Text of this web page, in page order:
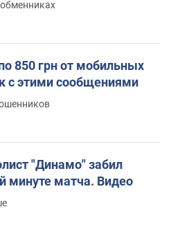
850 грн от мобильных
с этими сообщениями
"Динамо" забил
минуте матча. Видео